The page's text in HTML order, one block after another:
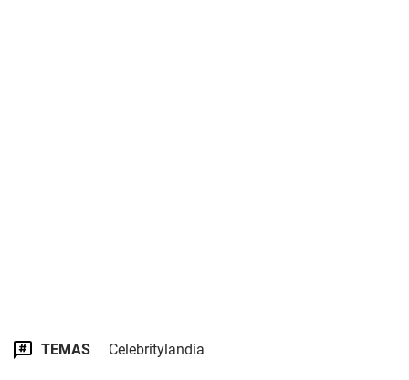
TEMAS Celebritylandia